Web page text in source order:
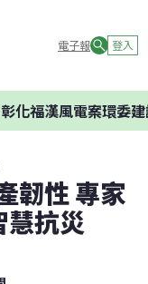
電子報 登入
電案環委建議不應開
韌性 專家
慧抗災